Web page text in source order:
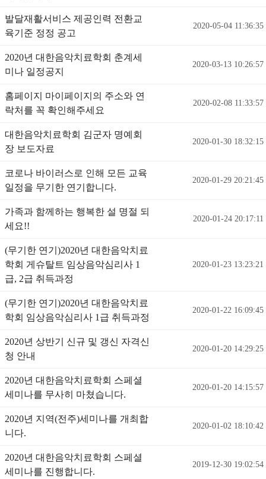
발달재활서비스 제공인력 전환교
육기준 정정 공고
2020-05-04 11:36:35
2020년 대한음악치료학회 춘계세
미나 일정공지
2020-03-13 10:26:57
홈페이지 마이페이지의 주소와 연
락처를 꼭 확인해주세요
2020-02-08 11:33:57
대한음악치료학회 김군자 명예회
장 보도자료
2020-01-30 18:32:15
코로나 바이러스로 인해 모든 교육
일정을 무기한 연기합니다.
2020-01-29 20:21:45
가족과 함께하는 행복한 설 명절 되
세요!!
2020-01-24 20:17:11
(무기한 연기)2020년 대한음악치료
학회 게슈탈트 임상음악심리사 1
급, 2급 취득과정
2020-01-23 13:23:21
(무기한 연기)2020년 대한음악치료
학회 임상음악심리사 1급 취득과정
2020-01-22 16:09:45
2020년 상반기 신규 및 갱신 자격신
청 안내
2020-01-20 14:29:25
2020년 대한음악치료학회 스페셜
세미나를 무사히 마쳤습니다.
2020-01-20 14:15:57
2020년 지역(전주)세미나를 개최합
니다.
2020-01-02 18:10:42
2020년 대한음악치료학회 스페셜
세미나를 진행합니다.
2019-12-30 19:02:54